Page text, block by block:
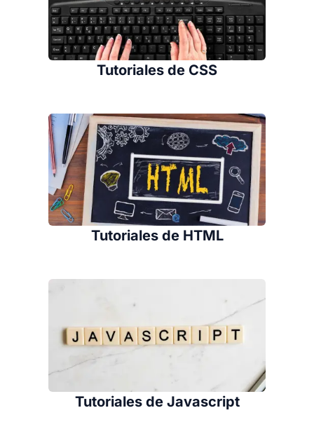
Tutoriales de CSS
Tutoriales de HTML
Tutoriales de Javascript